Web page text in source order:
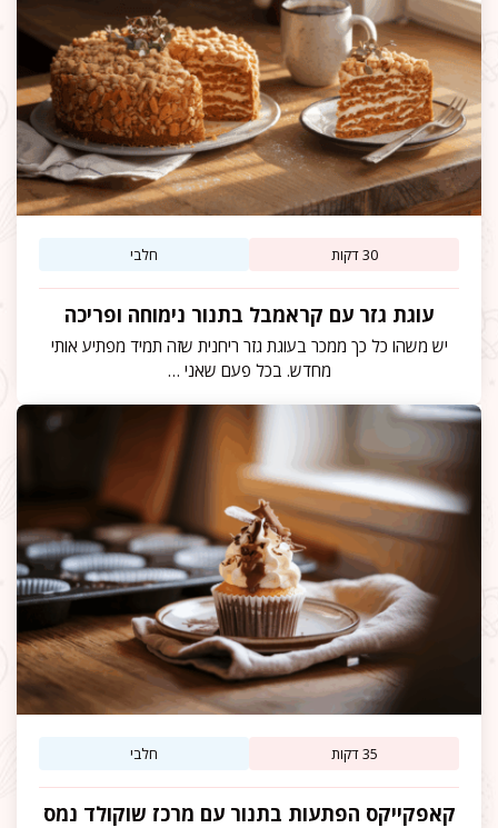
30 דקות חלבי
עוגת גזר עם קראמבל בתנור נימוחה ופריכה
יש משהו כל כך ממכר בעוגת גזר ריחנית שזה תמיד מפתיע אותי
מחדש. בכל פעם שאני …
35 דקות חלבי
קאפקייקס הפתעות בתנור עם מרכז שוקולד נמס